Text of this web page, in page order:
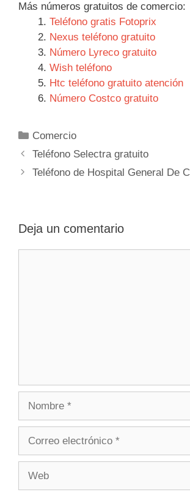
Más números gratuitos de comercio:
Teléfono gratis Fotoprix
Nexus teléfono gratuito
Número Lyreco gratuito
Wish teléfono
Htc teléfono gratuito atención
Número Costco gratuito
Categorías
Comercio
Navegación
de
Teléfono Selectra gratuito
Teléfono de Hospital General De
Deja un comentario